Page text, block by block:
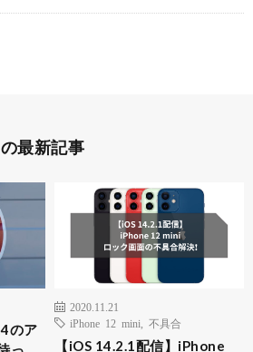
最新記事
のア
2020.11.21
iPhone 12 mini
不具合
【iOS 14.2.1配信】iPhone